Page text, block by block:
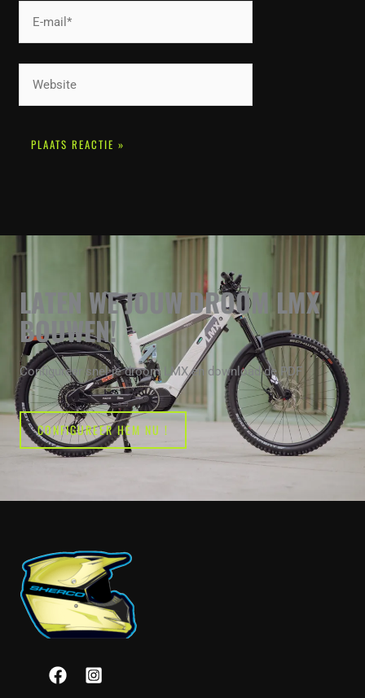
LATEN WE JOUW DROOM LMX
BOUWEN!
Configureer snel je droom LMX en download de PDF
CONFIGUREER HEM NU !